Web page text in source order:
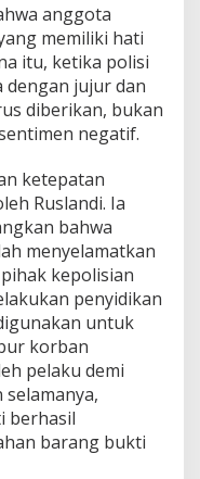
anggota
memiliki hati
itu, ketika polisi
dengan jujur dan
diberikan, bukan
negatif.
ketepatan
Ruslandi. Ia
bahwa
menyelamatkan
kepolisian
penyidikan
untuk
korban
pelaku demi
berhasil
barang bukti